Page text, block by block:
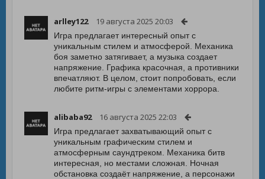
arlley122 19 августа 2025 20:03
Игра предлагает интересный опыт с
уникальным стилем и атмосферой. Механика
боя заметно затягивает, а музыка создает
напряжение. Графика красочная, а противники
впечатляют. В целом, стоит попробовать, если
любите ритм-игры с элементами хоррора.
alibaba92 16 августа 2025 22:03
Игра предлагает захватывающий опыт с
уникальным графическим стилем и
атмосферным саундтреком. Механика битв
интересная, но местами сложная. Ночная
обстановка создаёт напряжение, а персонажи